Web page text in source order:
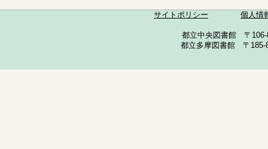
サイトポリシー 個人情
都立中央図書館 〒
都立多摩図書館 〒185-